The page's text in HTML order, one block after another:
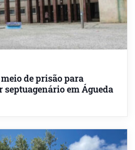
de prisão para
septuagenário em Águeda